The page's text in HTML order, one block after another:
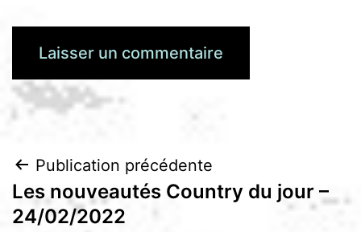
Navigation
de
Publication précédente
Les nouveautés Country du jour –
24/02/2022